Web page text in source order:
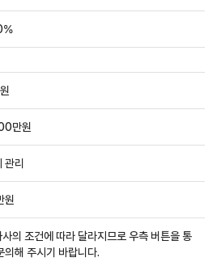
%
원
만원
관리
원
사의 조건에 따라 달라지므로 우측 버튼을 통
의해 주시기 바랍니다.